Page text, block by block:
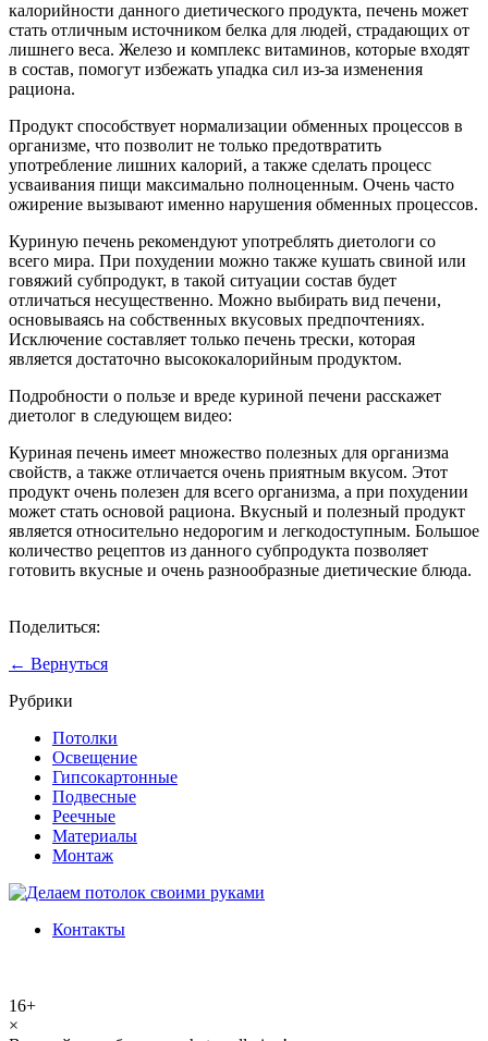
калорийности данного диетического продукта, печень может
стать отличным источником белка для людей, страдающих от
лишнего веса. Железо и комплекс витаминов, которые входят
в состав, помогут избежать упадка сил из-за изменения
рациона.
Продукт способствует нормализации обменных процессов в
организме, что позволит не только предотвратить
употребление лишних калорий, а также сделать процесс
усваивания пищи максимально полноценным. Очень часто
ожирение вызывают именно нарушения обменных процессов.
Куриную печень рекомендуют употреблять диетологи со
всего мира. При похудении можно также кушать свиной или
говяжий субпродукт, в такой ситуации состав будет
отличаться несущественно. Можно выбирать вид печени,
основываясь на собственных вкусовых предпочтениях.
Исключение составляет только печень трески, которая
является достаточно высококалорийным продуктом.
Подробности о пользе и вреде куриной печени расскажет
диетолог в следующем видео:
Куриная печень имеет множество полезных для организма
свойств, а также отличается очень приятным вкусом. Этот
продукт очень полезен для всего организма, а при похудении
может стать основой рациона. Вкусный и полезный продукт
является относительно недорогим и легкодоступным. Большое
количество рецептов из данного субпродукта позволяет
готовить вкусные и очень разнообразные диетические блюда.
Поделиться:
← Вернуться
Рубрики
Потолки
Освещение
Гипсокартонные
Подвесные
Реечные
Материалы
Монтаж
Контакты
16+
×